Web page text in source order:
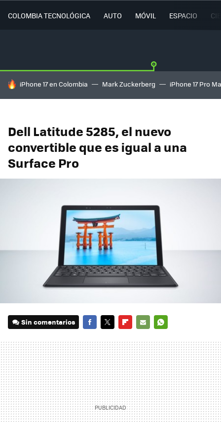
COLOMBIA TECNOLÓGICA AUTO MÓVIL ESPACIO
HOY SE HABLA DE
iPhone 17 en Colombia Mark Zuckerberg iPhone 17 Pro
Dell Latitude 5285, el nuevo
convertible que es igual a una
Surface Pro
Sin comentarios
MAIL